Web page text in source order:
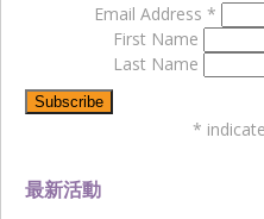
最新活動
Email Address *
First Name
Last Name
*